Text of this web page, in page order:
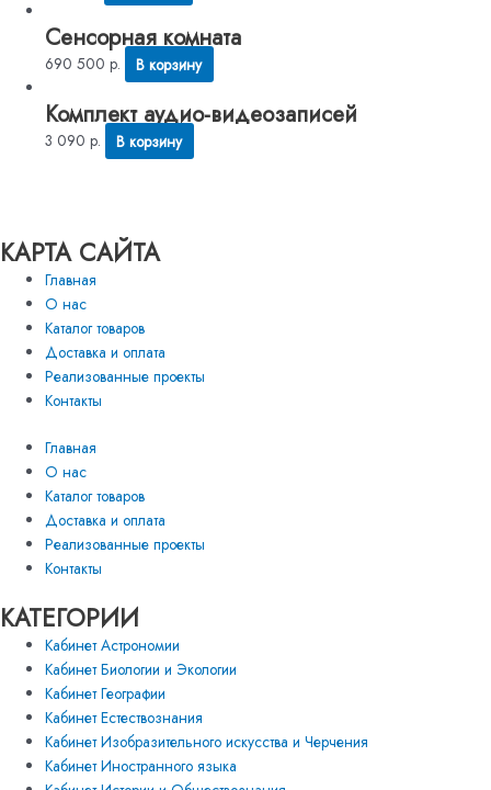
Сенсорная комната
690 500р. В корзину
Комплект аудио-видеозаписей
3 090р. В корзину
КАРТА САЙТА
Главная
О нас
Каталог товаров
Доставка и оплата
Реализованные проекты
Контакты
Главная
О нас
Каталог товаров
Доставка и оплата
Реализованные проекты
Контакты
КАТЕГОРИИ
Кабинет Астрономии
Кабинет Биологии и Экологии
Кабинет Географии
Кабинет Естествознания
Кабинет Изобразительного искусства и Черчения
Кабинет Иностранного языка